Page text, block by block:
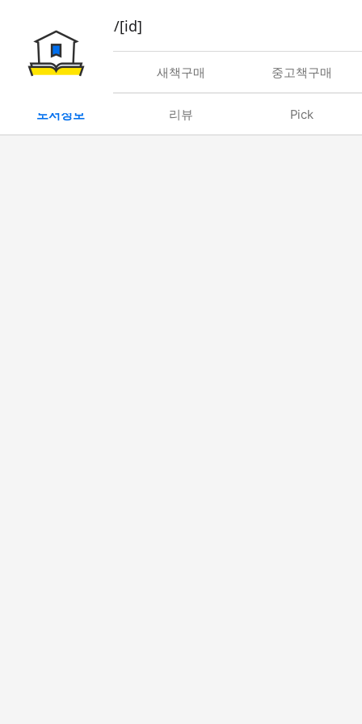
book/rent/[id]
대여 새책구매 중고책구매
도서정보 리뷰 Pick